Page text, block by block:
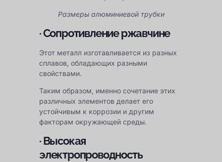
Размеры алюминиевой трубки
· Сопротивление ржавчине
Этот металл изготавливается из разных
сплавов, обладающих разными
свойствами.
Таким образом, именно сочетание этих
различных элементов делает его
устойчивым к коррозии и другим
факторам окружающей среды.
· Высокая
электропроводность